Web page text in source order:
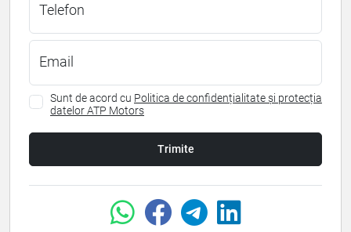
Telefon
Email
Sunt de acord cu Politica de confidențialitate și protecția
datelor ATP Motors
Trimite